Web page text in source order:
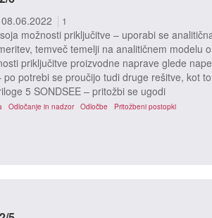
08.06.2022 1
možnosti priključitve – uporabi se
temveč temelji na analitičnem modelu
priključitve proizvodne naprave glede
po potrebi se proučijo tudi druge rešitve, kot
5 SONDSEE – pritožbi se ugodi
Odločanje in nadzor Odločbe Pritožbeni postopki